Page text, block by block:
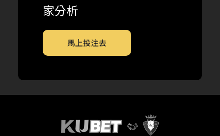
家分析
馬上投注去